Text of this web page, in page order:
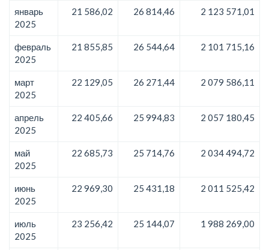
январь
2025
21 586,02 26 814,46 2 123 571,01
февраль
2025
21 855,85 26 544,64 2 101 715,16
март
2025
22 129,05 26 271,44 2 079 586,11
апрель
2025
22 405,66 25 994,83 2 057 180,45
май
2025
22 685,73 25 714,76 2 034 494,72
июнь
2025
22 969,30 25 431,18 2 011 525,42
июль
2025
23 256,42 25 144,07 1 988 269,00